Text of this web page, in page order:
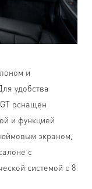
и
удобства
оснащен
и функцией
экраном,
с
системой с 8